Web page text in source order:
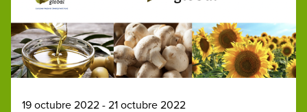
19 octubre 2022 - 21 octubre 2022